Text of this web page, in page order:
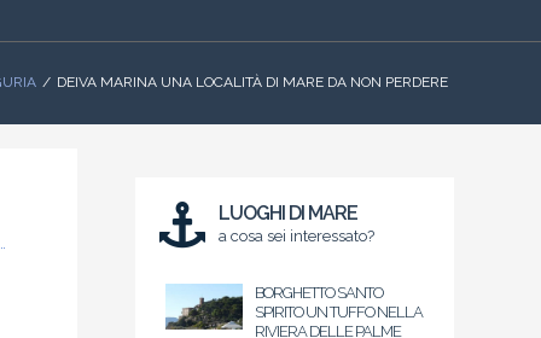
DEIVA MARINA UNA LOCALITÀ DI MARE DA NON PERDERE
LUOGHI DI MARE
a cosa sei interessato?
BORGHETTO SANTO
SPIRITO UN TUFFO NELLA
RIVIERA DELLE PALME